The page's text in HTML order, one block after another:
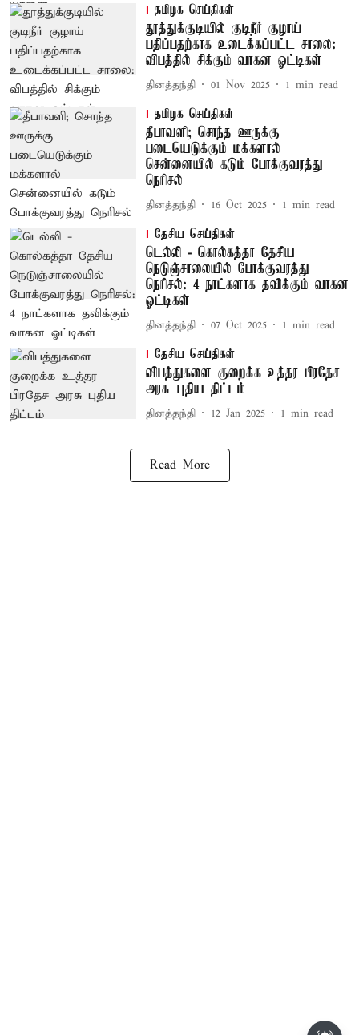
தமிழக செய்திகள்
தூத்துக்குடியில் குடிநீர் குழாய்
பதிப்பதற்காக உடைக்கப்பட்ட சாலை:
விபத்தில் சிக்கும் வாகன ஓட்டிகள்
தினத்தந்தி 01 Nov 2025 1 min read
தமிழக செய்திகள்
தீபாவளி; சொந்த ஊருக்கு
படையெடுக்கும் மக்களால்
சென்னையில் கடும் போக்குவரத்து
நெரிசல்
தினத்தந்தி 16 Oct 2025 1 min read
தேசிய செய்திகள்
டெல்லி - கொல்கத்தா தேசிய
நெடுஞ்சாலையில் போக்குவரத்து
நெரிசல்: 4 நாட்களாக தவிக்கும் வாகன
ஓட்டிகள்
தினத்தந்தி 07 Oct 2025 1 min read
தேசிய செய்திகள்
விபத்துகளை குறைக்க உத்தர பிரதேச
அரசு புதிய திட்டம்
தினத்தந்தி 12 Jan 2025 1 min read
Read More